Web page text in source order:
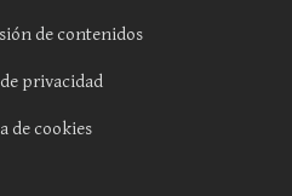
de contenidos
privacidad
de cookies